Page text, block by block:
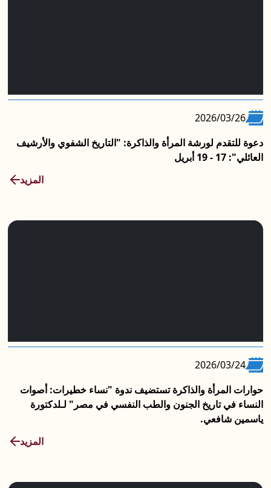
2026/03/26
دعوة للتقدم لورشة المرأة والذاكرة: "التاريخ الشفوي والأرشيف
العائلي": 17 - 19 أبريل
المزيد
2026/03/24
حوارات المرأة والذاكرة تستضيف ندوة "نساء خطيرات: أصوات
النساء في تاريخ الجنون والطب النفسي في مصر" لـلدكتورة
ياسمين شافعي.
المزيد